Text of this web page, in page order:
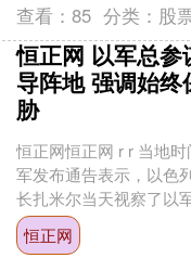
查看：85 分类： 股
恒正网 以军总参
导阵地 强调始终
胁
恒正网恒正网 r r 当地
军发布通告表示，以色
长扎米尔当天视察了以
地，并检查部队战备情
示，以军始终....
恒正网